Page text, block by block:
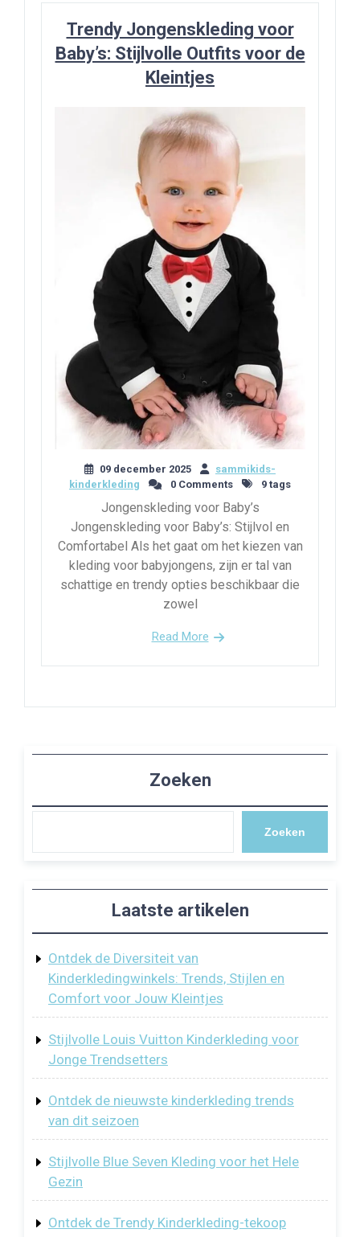
Trendy Jongenskleding voor
Baby’s: Stijlvolle Outfits voor de
Kleintjes
09 december 2025
sammikids-
kinderkleding
0 Comments 9 tags
Jongenskleding voor Baby’s
Jongenskleding voor Baby’s: Stijlvol en
Comfortabel Als het gaat om het kiezen van
kleding voor babyjongens, zijn er tal van
schattige en trendy opties beschikbaar die
zowel
Read More
Zoeken
Zoeken
Laatste artikelen
Ontdek de Diversiteit van
Kinderkledingwinkels: Trends, Stijlen en
Comfort voor Jouw Kleintjes
Stijlvolle Louis Vuitton Kinderkleding voor
Jonge Trendsetters
Ontdek de nieuwste kinderkleding trends
van dit seizoen
Stijlvolle Blue Seven Kleding voor het Hele
Gezin
Ontdek de Trendy Kinderkleding-tekoop